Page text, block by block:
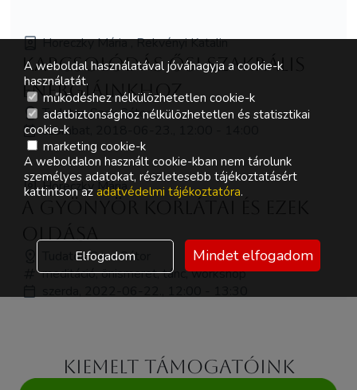
Horeczky Mária , Rekvényi Katalin
Kapcsolódás ősi szakrális
energiáinkhoz
Tudatos Szex Sátor
szombat, 2018-06-23., 12:00 - 14:00
Horeczky Mária
oldása
Tudatos Szex Sátor
meditáció, önismeret, tánc, workshop
Kiemelt támogatóink
A weboldal használatával jóváhagyja a cookie-k
használatát.
működéshez nélkülözhetetlen cookie-k
adatbiztonsághoz nélkülözhetetlen és statisztikai
cookie-k
marketing cookie-k
A weboldalon használt cookie-kban nem tárolunk
személyes adatokat, részletesebb tájékoztatásért
kattintson az adatvédelmi tájékoztatóra.
Elfogadom Mindet elfogadom